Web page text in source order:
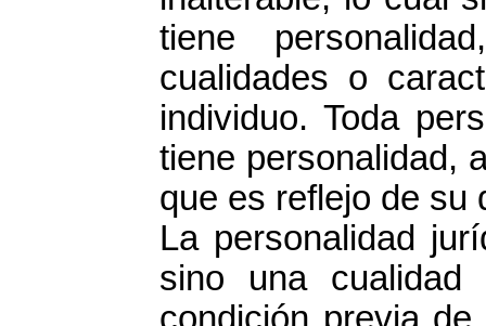
tiene
cualidades o
individuo. Toda
tiene personalidad,
que es reflejo de su
La personalidad
sino una cualidad
condición previa